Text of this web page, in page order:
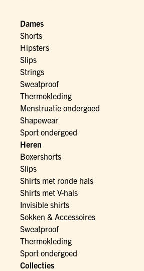
Dames
Shorts
Hipsters
Slips
Strings
Sweatproof
Thermokleding
Menstruatie ondergoed
Shapewear
Sport ondergoed
Heren
Boxershorts
Slips
Shirts met ronde hals
Shirts met V-hals
Invisible shirts
Sokken & Accessoires
Sweatproof
Thermokleding
Sport ondergoed
Collecties